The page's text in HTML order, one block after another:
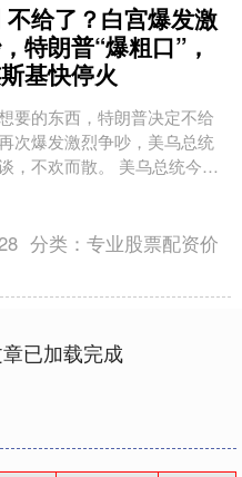
不给了？白宫爆发激
特朗普“爆粗口”，
基快停火
要的东西，特朗普决定不给
次爆发激烈争吵，美乌总统
，不欢而散。 美乌总统今年
宫举行会谈 白宫椭圆形办公
还未消散，....
分类：专业股票配资价
已加载完成